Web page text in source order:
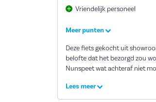
Vriendelijk personeel
Meer punten
Deze fiets gekocht uit
belofte dat het bezorgd zou
Nunspeet wat achteraf niet
fietstas naar keuze voor 50%
aangekomen was Wesley
Lees meer